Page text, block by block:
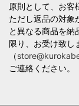
原則として、お客
ただし返品の対象
と異なる商品を納
限り、お受け致し
（
ご連絡ください。